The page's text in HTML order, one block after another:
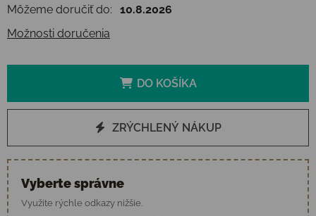
Môžeme doručiť do:
10.8.2026
Možnosti doručenia
DO KOŠÍKA
ZRÝCHLENÝ NÁKUP
Vyberte správne
Využite rýchle odkazy nižšie.